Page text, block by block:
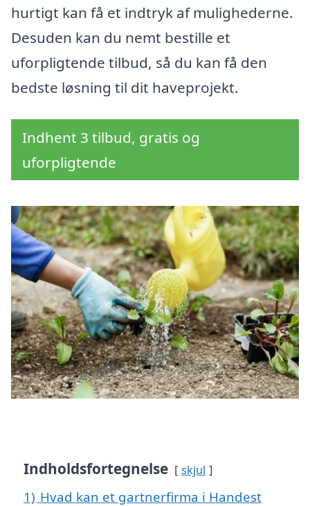
hurtigt kan få et indtryk af mulighederne.
Desuden kan du nemt bestille et
uforpligtende tilbud, så du kan få den
bedste løsning til dit haveprojekt.
Indhent 3 tilbud, gratis og
uforpligtende
Indholdsfortegnelse skjul
1) Hvad kan et gartnerfirma i Handest